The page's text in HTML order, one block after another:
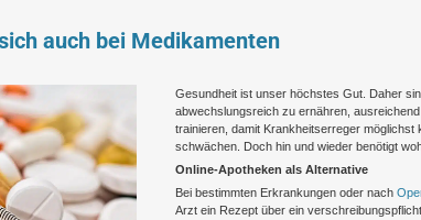
auch bei Medikamenten
Gesundheit ist unser höchstes Gut. Daher
abwechslungsreich zu ernähren,
trainieren, damit Krankheitserreger
schwächen. Doch hin und wieder benötigt
Online-Apotheken als Alternative
Bei bestimmten Erkrankungen oder nach
Arzt ein Rezept über ein